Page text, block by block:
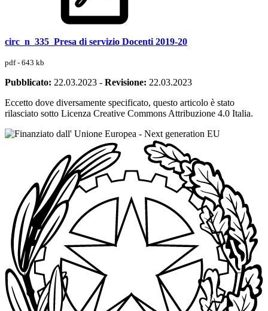
circ_n_335_Presa di servizio Docenti 2019-20
pdf - 643 kb
Pubblicato: 22.03.2023 - Revisione: 22.03.2023
Eccetto dove diversamente specificato, questo articolo è stato
rilasciato sotto Licenza Creative Commons Attribuzione 4.0 Italia.